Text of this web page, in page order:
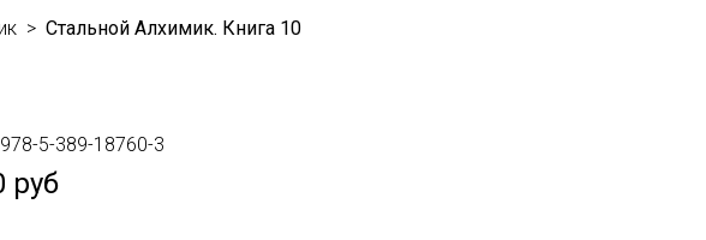
Стальной Алхимик. Книга 10
978-5-389-18760-3
руб